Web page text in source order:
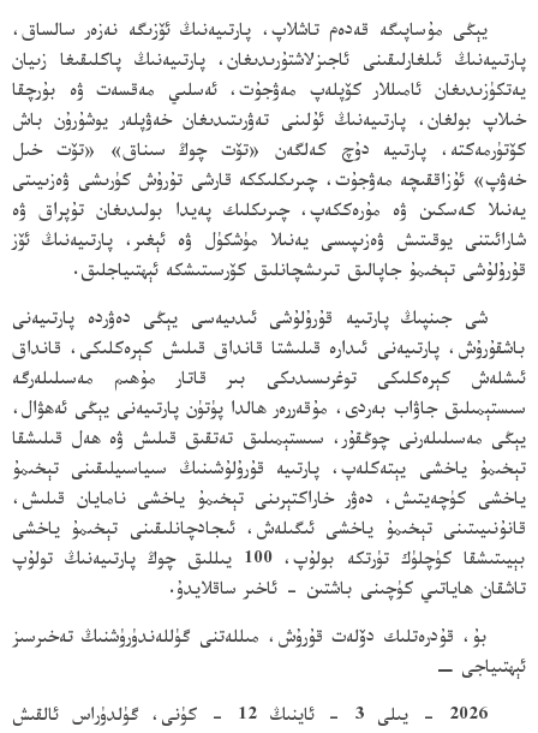
يېڭى مۇساپىگە قەدەم تاشلاپ، پارتىيەنىڭ ئۆزىگە نەزەر سالساق،
پارتىيەنىڭ ئىلغارلىقىنى ئاجىزلاشتۇرىدىغان، پارتىيەنىڭ پاكلىقىغا زىيان
يەتكۈزىدىغان ئامىللار كۆپلەپ مەۋجۇت، ئەسلىي مەقسەت ۋە بۇرچقا
خىلاپ بولغان، پارتىيەنىڭ ئۇلىنى تەۋرىتىدىغان خەۋپلەر يوشۇرۇن باش
كۆتۈرمەكتە، پارتىيە دۇچ كەلگەن «تۆت چوڭ سىناق» «تۆت خىل
خەۋپ» ئۇزاققىچە مەۋجۇت، چىرىكلىككە قارشى تۇرۇش كۈرىشى ۋەزىيىتى
يەنىلا كەسكىن ۋە مۇرەككەپ، چىرىكلىك پەيدا بولىدىغان تۇپراق ۋە
شارائىتنى يوقىتىش ۋەزىپىسى يەنىلا مۈشكۈل ۋە ئېغىر، پارتىيەنىڭ ئۆز
قۇرۇلۇشى تېخىمۇ جاپالىق تىرىشچانلىق كۆرسىتىشكە ئېھتىياجلىق.
شى جىنپىڭ پارتىيە قۇرۇلۇشى ئىدىيەسى يېڭى دەۋردە پارتىيەنى
باشقۇرۇش، پارتىيەنى ئىدارە قىلىشتا قانداق قىلىش كېرەكلىكى، قانداق
ئىشلەش كېرەكلىكى توغرىسىدىكى بىر قاتار مۇھىم مەسىلىلەرگە
سىستېمىلىق جاۋاب بەردى، مۇقەررەر ھالدا پۈتۈن پارتىيەنى يېڭى ئەھۋال،
يېڭى مەسىلىلەرنى چوڭقۇر، سىستېمىلىق تەتقىق قىلىش ۋە ھەل قىلىشقا
تېخىمۇ ياخشى يېتەكلەپ، پارتىيە قۇرۇلۇشىنىڭ سىياسىيلىقىنى تېخىمۇ
ياخشى كۈچەيتىش، دەۋر خاراكتېرىنى تېخىمۇ ياخشى نامايان قىلىش،
قانۇنىيىتىنى تېخىمۇ ياخشى ئىگىلەش، ئىجادچانلىقىنى تېخىمۇ ياخشى
بېيىتىشقا كۈچلۈك تۈرتكە بولۇپ، 100 يىللىق چوڭ پارتىيەنىڭ تولۇپ
تاشقان ھاياتىي كۈچىنى باشتىن - ئاخىر ساقلايدۇ.
بۇ، قۇدرەتلىك دۆلەت قۇرۇش، مىللەتنى گۈللەندۈرۈشنىڭ تەخىرسىز
ئېھتىياجى −
2026 - يىلى 3 - ئاينىڭ 12 - كۈنى، گۈلدۈراس ئالقىش